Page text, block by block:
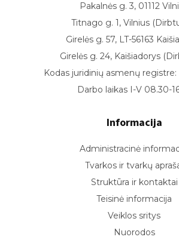
Pakalnės g. 3, 01112
Titnago g. 1, Vilnius
Girelės g. 57, LT-56163
Girelės g. 24, Kaišiadorys
Kodas juridinių asmenų
Darbo laikas I-V 08.30-
Informacija
Administracinė
Tvarkos ir tvarkų
Struktūra ir kontaktai
Teisinė informacija
Veiklos sritys
Nuorodos